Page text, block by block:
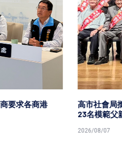
高市社會局攜手福澤基金會歡慶